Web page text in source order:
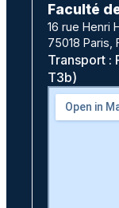
Faculté
16 rue Henri
75018 Paris,
Transport :
T3b)